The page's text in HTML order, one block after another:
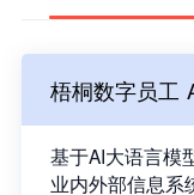
梧桐数字员工
基于AI大语言模
业内外部信息系